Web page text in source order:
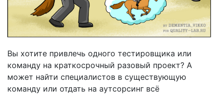
Вы хотите привлечь одного тестировщика или
команду на краткосрочный разовый проект? А
может найти специалистов в существующую
команду или отдать на аутсорсинг всё